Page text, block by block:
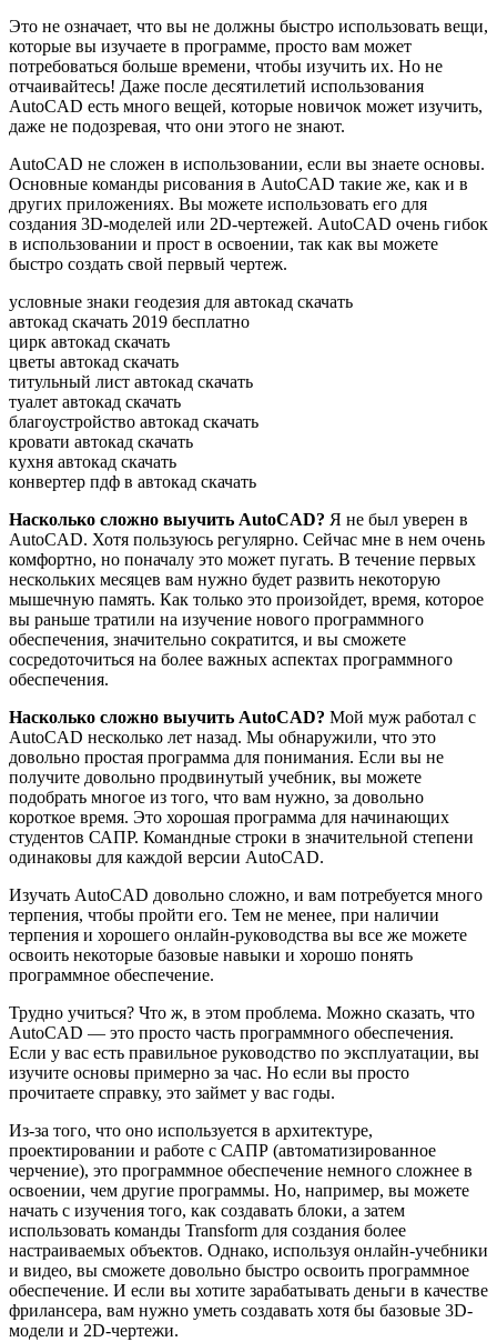
Это не означает, что вы не должны быстро использовать вещи,
которые вы изучаете в программе, просто вам может
потребоваться больше времени, чтобы изучить их. Но не
отчаивайтесь! Даже после десятилетий использования
AutoCAD есть много вещей, которые новичок может изучить,
даже не подозревая, что они этого не знают.
AutoCAD не сложен в использовании, если вы знаете основы.
Основные команды рисования в AutoCAD такие же, как и в
других приложениях. Вы можете использовать его для
создания 3D-моделей или 2D-чертежей. AutoCAD очень гибок
в использовании и прост в освоении, так как вы можете
быстро создать свой первый чертеж.
условные знаки геодезия для автокад скачать
автокад скачать 2019 бесплатно
цирк автокад скачать
цветы автокад скачать
титульный лист автокад скачать
туалет автокад скачать
благоустройство автокад скачать
кровати автокад скачать
кухня автокад скачать
конвертер пдф в автокад скачать
Насколько сложно выучить AutoCAD? Я не был уверен в
AutoCAD. Хотя пользуюсь регулярно. Сейчас мне в нем очень
комфортно, но поначалу это может пугать. В течение первых
нескольких месяцев вам нужно будет развить некоторую
мышечную память. Как только это произойдет, время, которое
вы раньше тратили на изучение нового программного
обеспечения, значительно сократится, и вы сможете
сосредоточиться на более важных аспектах программного
обеспечения.
Насколько сложно выучить AutoCAD? Мой муж работал с
AutoCAD несколько лет назад. Мы обнаружили, что это
довольно простая программа для понимания. Если вы не
получите довольно продвинутый учебник, вы можете
подобрать многое из того, что вам нужно, за довольно
короткое время. Это хорошая программа для начинающих
студентов САПР. Командные строки в значительной степени
одинаковы для каждой версии AutoCAD.
Изучать AutoCAD довольно сложно, и вам потребуется много
терпения, чтобы пройти его. Тем не менее, при наличии
терпения и хорошего онлайн-руководства вы все же можете
освоить некоторые базовые навыки и хорошо понять
программное обеспечение.
Трудно учиться? Что ж, в этом проблема. Можно сказать, что
AutoCAD — это просто часть программного обеспечения.
Если у вас есть правильное руководство по эксплуатации, вы
изучите основы примерно за час. Но если вы просто
прочитаете справку, это займет у вас годы.
Из-за того, что оно используется в архитектуре,
проектировании и работе с САПР (автоматизированное
черчение), это программное обеспечение немного сложнее в
освоении, чем другие программы. Но, например, вы можете
начать с изучения того, как создавать блоки, а затем
использовать команды Transform для создания более
настраиваемых объектов. Однако, используя онлайн-учебники
и видео, вы сможете довольно быстро освоить программное
обеспечение. И если вы хотите зарабатывать деньги в качестве
фрилансера, вам нужно уметь создавать хотя бы базовые 3D-
модели и 2D-чертежи.